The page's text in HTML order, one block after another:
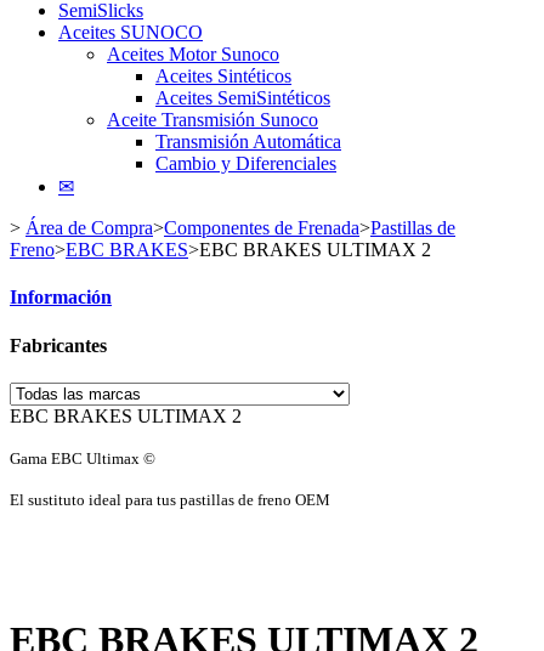
SemiSlicks
Aceites SUNOCO
Aceites Motor Sunoco
Aceites Sintéticos
Aceites SemiSintéticos
Aceite Transmisión Sunoco
Transmisión Automática
Cambio y Diferenciales
✉
> Área de Compra>Componentes de Frenada>Pastillas de
Freno>EBC BRAKES>EBC BRAKES ULTIMAX 2
Información
Fabricantes
EBC BRAKES ULTIMAX 2
Gama EBC Ultimax ©
El sustituto ideal para tus pastillas de freno OEM
EBC BRAKES ULTIMAX 2